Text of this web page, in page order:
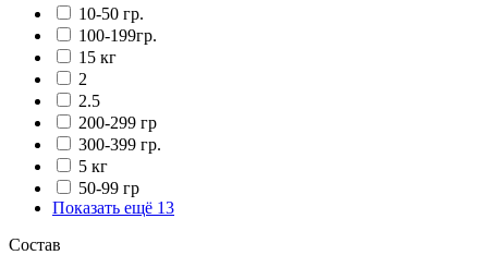
10-50 гр.
100-199гр.
15 кг
2
2.5
200-299 гр
300-399 гр.
5 кг
50-99 гр
Показать ещё 13
Состав